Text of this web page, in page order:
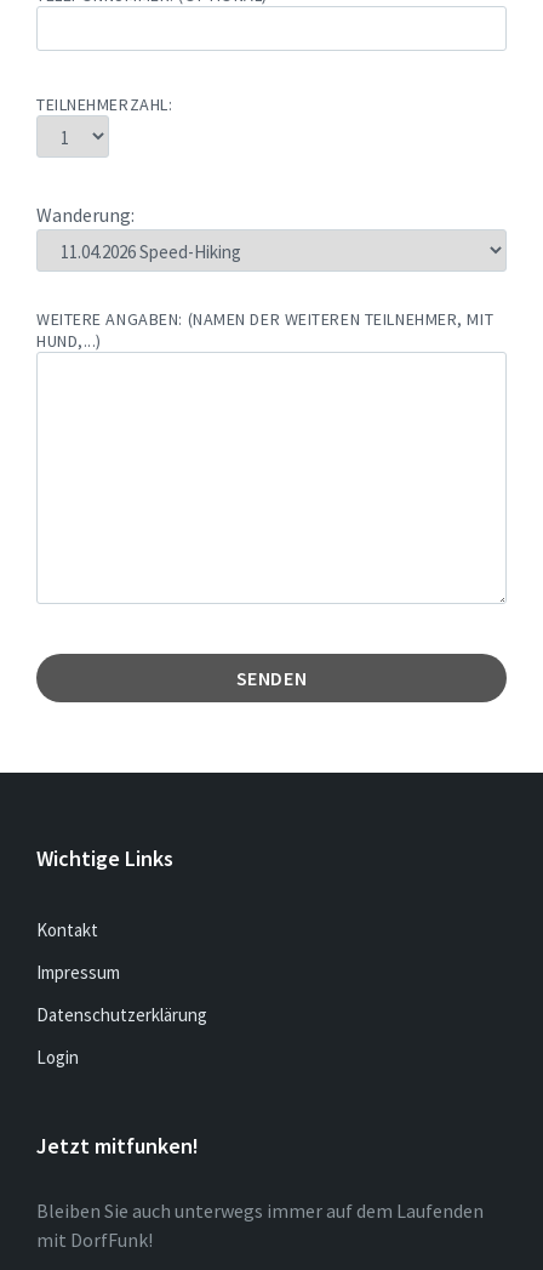
TEILNEHMERZAHL:
Wanderung:
WEITERE ANGABEN: (NAMEN DER WEITEREN TEILNEHMER, MIT
HUND,...)
Wichtige Links
Kontakt
Impressum
Datenschutzerklärung
Login
Jetzt mitfunken!
Bleiben Sie auch unterwegs immer auf dem Laufenden
mit DorfFunk!